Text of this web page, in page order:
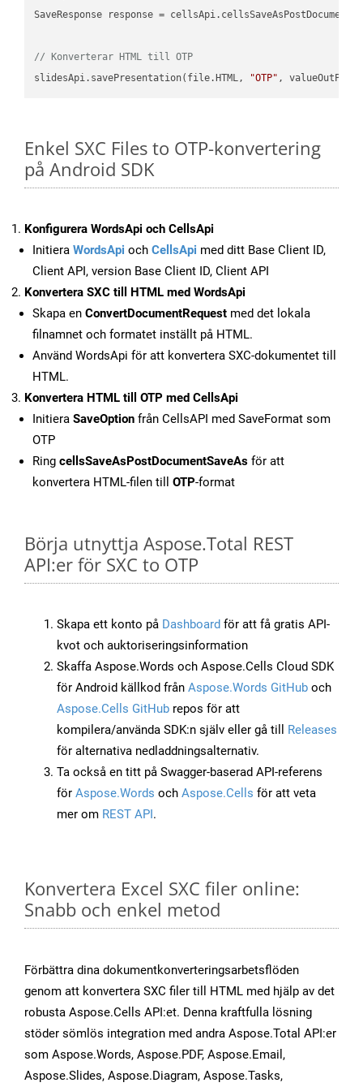
SaveResponse response =
// Konverterar HTML till OTP
slidesApi.savePresentation(file.HTML,
"OTP"
Enkel SXC Files to OTP-konvertering
på Android SDK
Konfigurera WordsApi och CellsApi
Initiera WordsApi och CellsApi med ditt Base Client ID,
Client API, version Base Client ID, Client API
Konvertera SXC till HTML med WordsApi
Skapa en ConvertDocumentRequest med det lokala
filnamnet och formatet inställt på HTML.
Använd WordsApi för att konvertera SXC-dokumentet till
HTML.
Konvertera HTML till OTP med CellsApi
Initiera SaveOption från CellsAPI med SaveFormat som
OTP
Ring cellsSaveAsPostDocumentSaveAs för att
konvertera HTML-filen till OTP-format
Börja utnyttja Aspose.Total REST
API:er för SXC to OTP
Skapa ett konto på Dashboard för att få gratis API-
kvot och auktoriseringsinformation
Skaffa Aspose.Words och Aspose.Cells Cloud SDK
för Android källkod från Aspose.Words GitHub och
Aspose.Cells GitHub repos för att
kompilera/använda SDK:n själv eller gå till Releases
för alternativa nedladdningsalternativ.
Ta också en titt på Swagger-baserad API-referens
för Aspose.Words och Aspose.Cells för att veta
mer om REST API.
Konvertera Excel SXC filer online:
Snabb och enkel metod
Förbättra dina dokumentkonverteringsarbetsflöden
genom att konvertera SXC filer till HTML med hjälp av det
robusta Aspose.Cells API:et. Denna kraftfulla lösning
stöder sömlös integration med andra Aspose.Total API:er
som Aspose.Words, Aspose.PDF, Aspose.Email,
Aspose.Slides, Aspose.Diagram, Aspose.Tasks,